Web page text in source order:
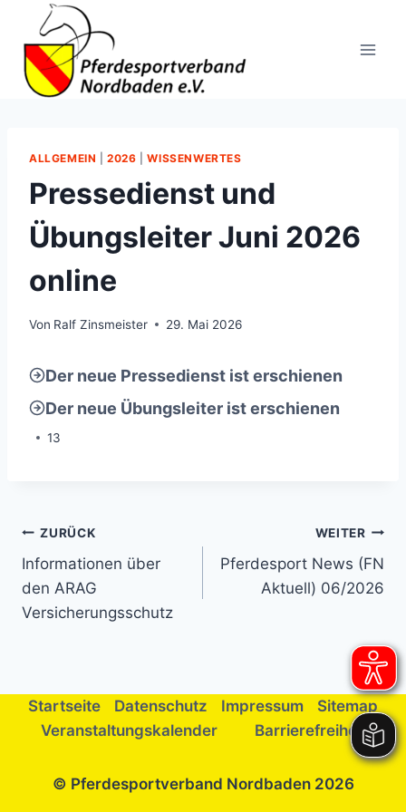
springen
ALLGEMEIN |2026 |WISSENWERTES
Pressedienst und
Übungsleiter Juni 2026
online
Von Ralf Zinsmeister 29. Mai 2026
Der neue Pressedienst ist erschienen
Der neue Übungsleiter ist erschienen
13
Beitragsnavigation
ZURÜCK
Informationen über
den ARAG
Versicherungsschutz
WEITER
Pferdesport News (FN
Aktuell) 06/2026
Startseite Datenschutz Impressum
Sitemap
Veranstaltungskalender
Barrierefreiheit
© Pferdesportverband Nordbaden 2026